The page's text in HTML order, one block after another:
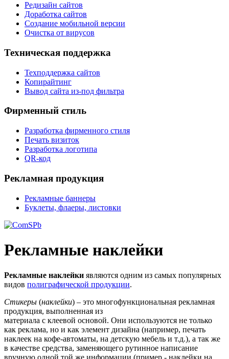
Редизайн сайтов
Доработка сайтов
Создание мобильной версии
Очистка от вирусов
Техническая поддержка
Техподдержка сайтов
Копирайтинг
Вывод сайта из-под фильтра
Фирменный стиль
Разработка фирменного стиля
Печать визиток
Разработка логотипа
QR-код
Рекламная продукция
Рекламные баннеры
Буклеты, флаеры, листовки
Рекламные наклейки
Рекламные наклейки являются одним из самых популярных
видов полиграфической продукции.
Стикеры (наклейки) – это многофункциональная рекламная
продукция, выполненная из
материала с клеевой основой. Они используются не только
как реклама, но и как элемент дизайна (например, печать
наклеек на кофе-автоматы, на детскую мебель и т.д.), а так же
в качестве средства, заменяющего рутинное написание
вручную одной той же информации (пример - наклейки на